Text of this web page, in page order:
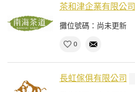
茶和津企業有限公司
攤位號碼：尚未更新
0
長虹傢俱有限公司